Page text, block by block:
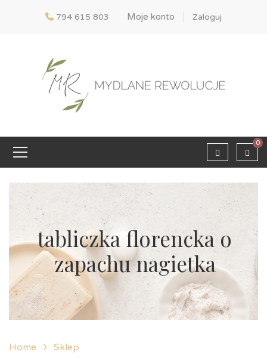
794 615 803 Moje konto Zaloguj
0
tabliczka florencka o
zapachu nagietka
Home
Sklep